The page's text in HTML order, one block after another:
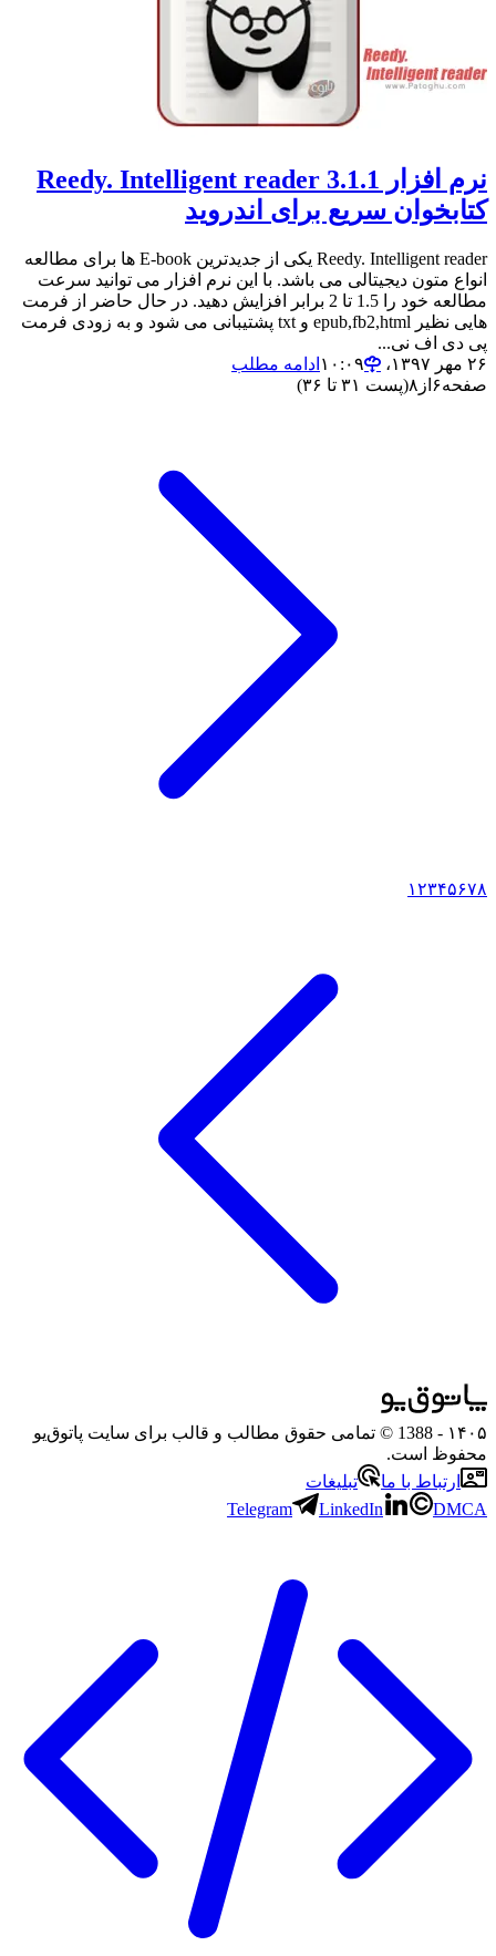
نرم افزار Reedy. Intelligent reader 3.1.1
کتابخوان سریع برای اندروید
Reedy. Intelligent reader یکی از جدیدترین E-book ها برای مطالعه
انواع متون دیجیتالی می باشد. با این نرم افزار می توانید سرعت
مطالعه خود را 1.5 تا 2 برابر افزایش دهید. در حال حاضر از فرمت
هایی نظیر epub,fb2,html و txt پشتیبانی می شود و به زودی فرمت
پی دی اف نی...
۲۶ مهر ۱۳۹۷،‏ ۱۰:۰۹
ادامه مطلب
صفحه۶ از ۸(پست ۳۱ تا ۳۶)
۱۲۳۴۵۶۷۸
۱۴۰۵
- 1388 © تمامی حقوق مطالب و قالب برای سایت پاتوق‌یو
محفوظ است.
ارتباط با ما
تبلیغات
Telegram
LinkedIn DMCA